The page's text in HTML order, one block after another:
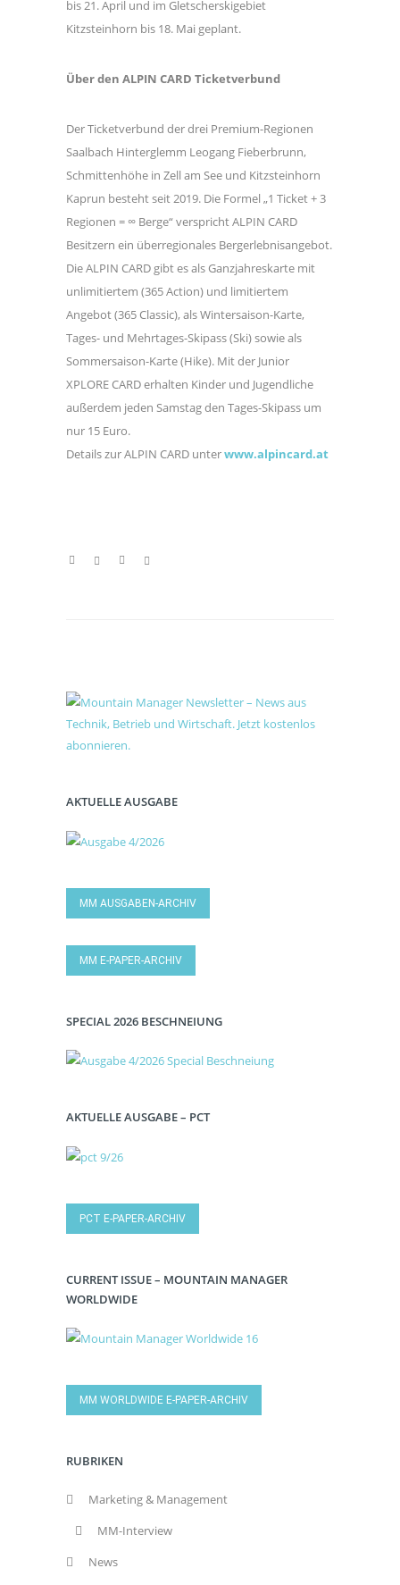
bis 21. April und im Gletscherskigebiet
Kitzsteinhorn bis 18. Mai geplant.
Über den ALPIN CARD Ticketverbund
Der Ticketverbund der drei Premium-Regionen
Saalbach Hinterglemm Leogang Fieberbrunn,
Schmittenhöhe in Zell am See und Kitzsteinhorn
Kaprun besteht seit 2019. Die Formel „1 Ticket + 3
Regionen = ∞ Berge“ verspricht ALPIN CARD
Besitzern ein überregionales Bergerlebnisangebot.
Die ALPIN CARD gibt es als Ganzjahreskarte mit
unlimitiertem (365 Action) und limitiertem
Angebot (365 Classic), als Wintersaison-Karte,
Tages- und Mehrtages-Skipass (Ski) sowie als
Sommersaison-Karte (Hike). Mit der Junior
XPLORE CARD erhalten Kinder und Jugendliche
außerdem jeden Samstag den Tages-Skipass um
nur 15 Euro.
Details zur ALPIN CARD unterwww.alpincard.at
AKTUELLE AUSGABE
MM AUSGABEN-ARCHIV
MM E-PAPER-ARCHIV
SPECIAL 2026 BESCHNEIUNG
AKTUELLE AUSGABE – PCT
PCT E-PAPER-ARCHIV
CURRENT ISSUE – MOUNTAIN MANAGER
WORLDWIDE
MM WORLDWIDE E-PAPER-ARCHIV
RUBRIKEN
Marketing & Management
MM-Interview
News